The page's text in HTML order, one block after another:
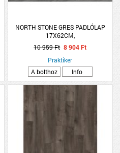
NORTH STONE GRES PADLÓLAP
17X62CM,
ANTRACIT,1,37M2/CS,PEI4,R10,FAGYÁ.
10 959 Ft 8 904 Ft
Praktiker
A bolthoz
Info